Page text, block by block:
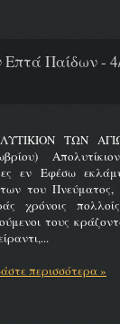
Επτά Παίδων -
ΤΩΝ
εν Εφέσω
του Πνεύματος,
χρόνοις
τους
περισσότερα »